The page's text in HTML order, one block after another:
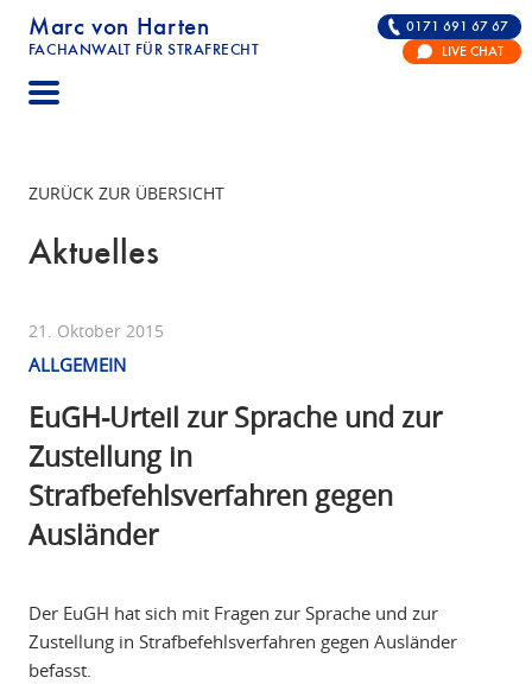
Marc von Harten
FACHANWALT FÜR STRAFRECHT
STRAFRECHT | RECHTSANWALT FÜR DIE
0171 691 67 67
LIVE CHAT
ZURÜCK ZUR ÜBERSICHT
Aktuelles
21. Oktober 2015
ALLGEMEIN
EuGH-Urteil zur Sprache und zur
Zustellung in
Strafbefehlsverfahren gegen
Ausländer
Der EuGH hat sich mit Fragen zur Sprache und zur
Zustellung in Strafbefehlsverfahren gegen Ausländer
befasst.